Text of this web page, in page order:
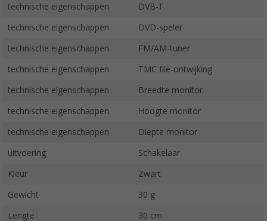
technische eigenschappen DVB-T
technische eigenschappen DVD-speler
technische eigenschappen FM/AM-tuner
technische eigenschappen TMC file-ontwijking
technische eigenschappen Breedte monitor
technische eigenschappen Hoogte monitor
technische eigenschappen Diepte monitor
uitvoering Schakelaar
Kleur Zwart
Gewicht 30 g
Lengte 30 cm